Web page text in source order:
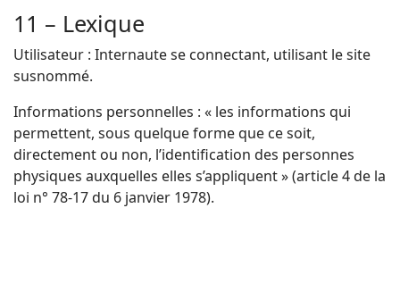
11 – Lexique
Utilisateur : Internaute se connectant, utilisant le site
susnommé.
Informations personnelles : « les informations qui
permettent, sous quelque forme que ce soit,
directement ou non, l’identification des personnes
physiques auxquelles elles s’appliquent » (article 4 de la
loi n° 78-17 du 6 janvier 1978).